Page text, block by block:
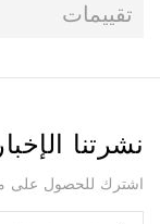
تقييمات
نشرتنا
اشترك للحصول على